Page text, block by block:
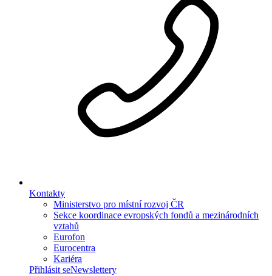
Kontakty
Ministerstvo pro místní rozvoj ČR
Sekce koordinace evropských fondů a mezinárodních
vztahů
Eurofon
Eurocentra
Kariéra
Přihlásit seNewslettery